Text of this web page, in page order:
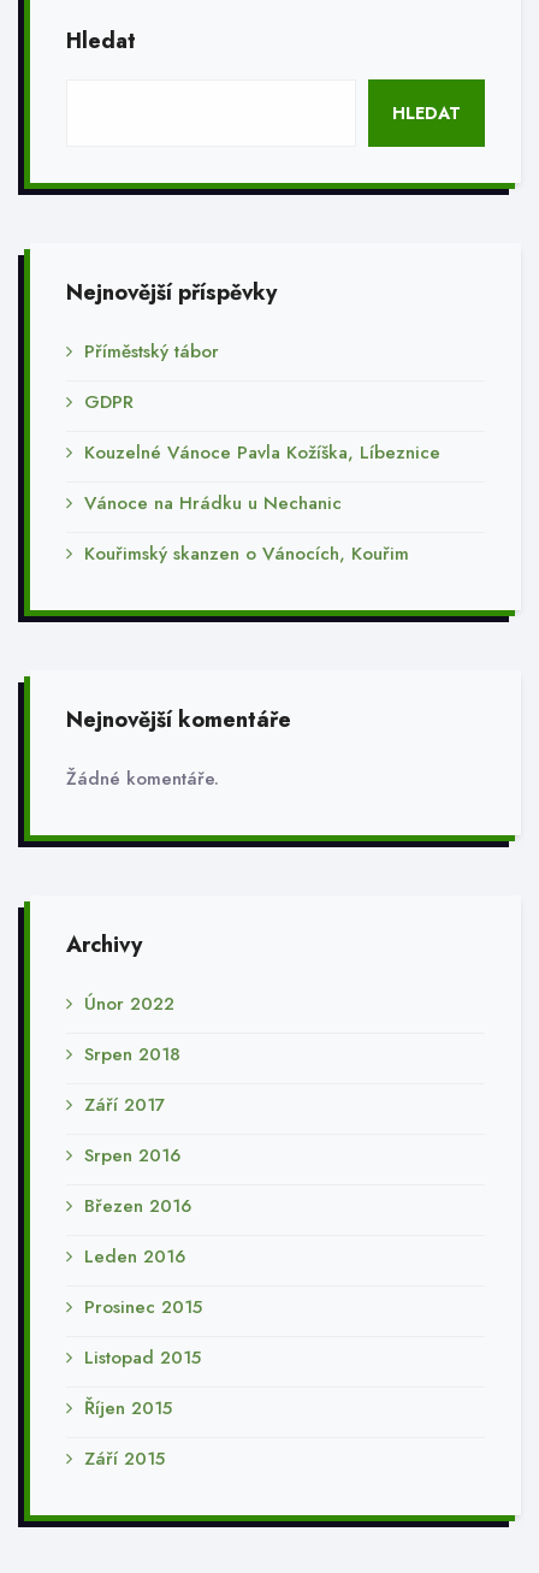
Hledat
HLEDAT
Nejnovější příspěvky
Příměstský tábor
GDPR
Kouzelné Vánoce Pavla Kožíška, Líbeznice
Vánoce na Hrádku u Nechanic
Kouřimský skanzen o Vánocích, Kouřim
Nejnovější komentáře
Žádné komentáře.
Archivy
Únor 2022
Srpen 2018
Září 2017
Srpen 2016
Březen 2016
Leden 2016
Prosinec 2015
Listopad 2015
Říjen 2015
Září 2015